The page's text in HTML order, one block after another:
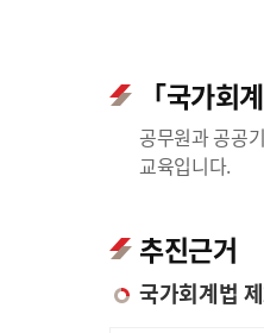
「국가회
공무원과 공공
교육입니다.
추진근거
국가회계법